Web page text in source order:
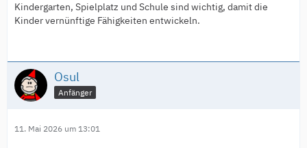
Kindergarten, Spielplatz und Schule sind wichtig, damit die
Kinder vernünftige Fähigkeiten entwickeln.
Osul
Anfänger
11. Mai 2026 um 13:01